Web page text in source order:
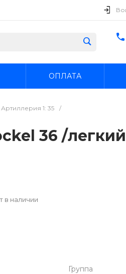
ОПЛАТА
1: 35
/
36 /легкий
в наличии
Группа